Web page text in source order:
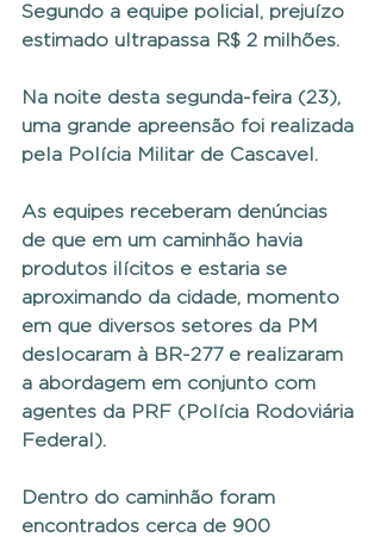
Segundo a equipe policial, prejuízo
estimado ultrapassa R$ 2 milhões.
Na noite desta segunda-feira (23),
uma grande apreensão foi realizada
pela Polícia Militar de Cascavel.
As equipes receberam denúncias
de que em um caminhão havia
produtos ilícitos e estaria se
aproximando da cidade, momento
em que diversos setores da PM
deslocaram à BR-277 e realizaram
a abordagem em conjunto com
agentes da PRF (Polícia Rodoviária
Federal).
Dentro do caminhão foram
encontrados cerca de 900